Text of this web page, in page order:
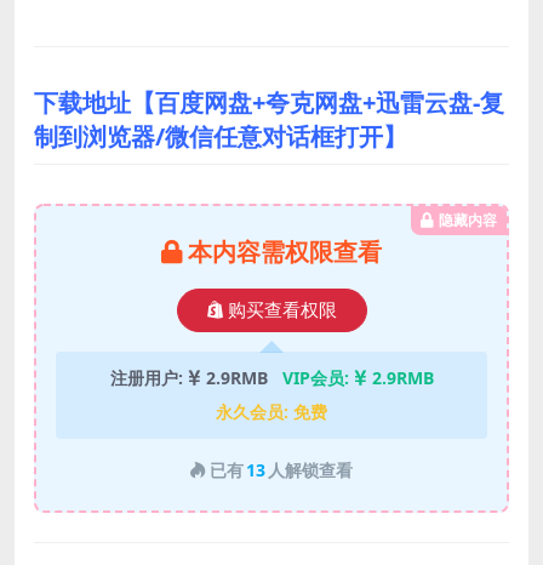
下载地址【百度网盘+夸克网盘+迅雷云盘-复
制到浏览器/微信任意对话框打开】
隐藏内容
本内容需权限查看
购买查看权限
注册用户: 2.9RMB VIP会员:
2.9RMB
永久会员: 免费
已有13 人解锁查看